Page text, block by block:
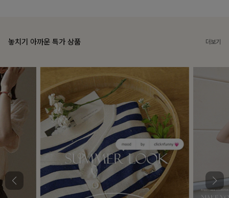
놓치기 아까운 특가 상품 더보기